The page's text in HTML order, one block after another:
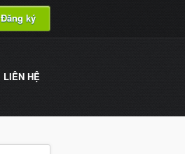
Đăng ký
LIÊN HỆ